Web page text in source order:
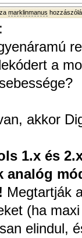
marklinmanus
a
akkor
1.x és
analóg
Megtartják
(ha
elindul,